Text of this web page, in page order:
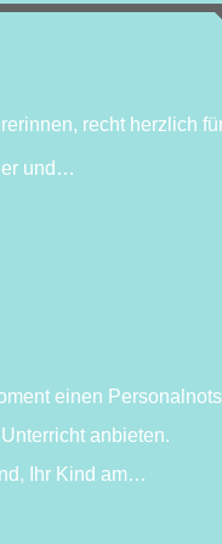
recht herzlich
und…
einen
anbieten.
Ihr Kind am…